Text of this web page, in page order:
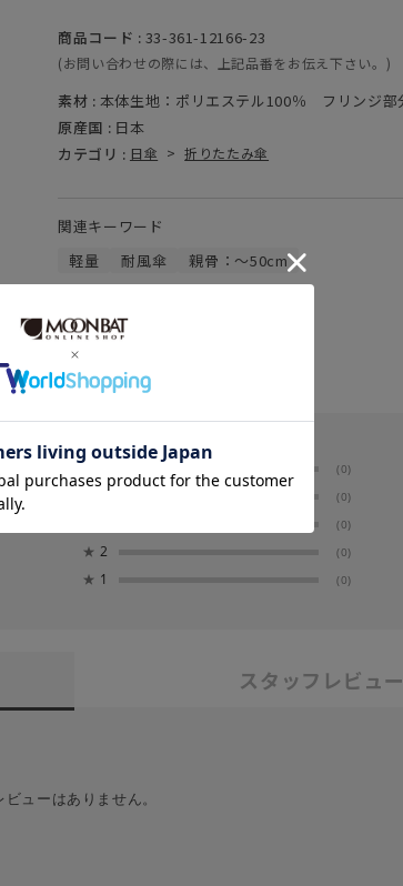
商品コード : 33-361-12166-23
(お問い合わせの際には、上記品番をお伝え下さい。)
素材 : 本体生地：ポリエステル100％ フリンジ部
原産国 : 日本
カテゴリ : 日傘 > 折りたたみ傘
関連キーワード
軽量
耐風傘 親骨：～50cm
★ (0)
4 (0)
(0)
★ 2 (0)
★ 1 (0)
スタッフレビュー
ビューはありません。